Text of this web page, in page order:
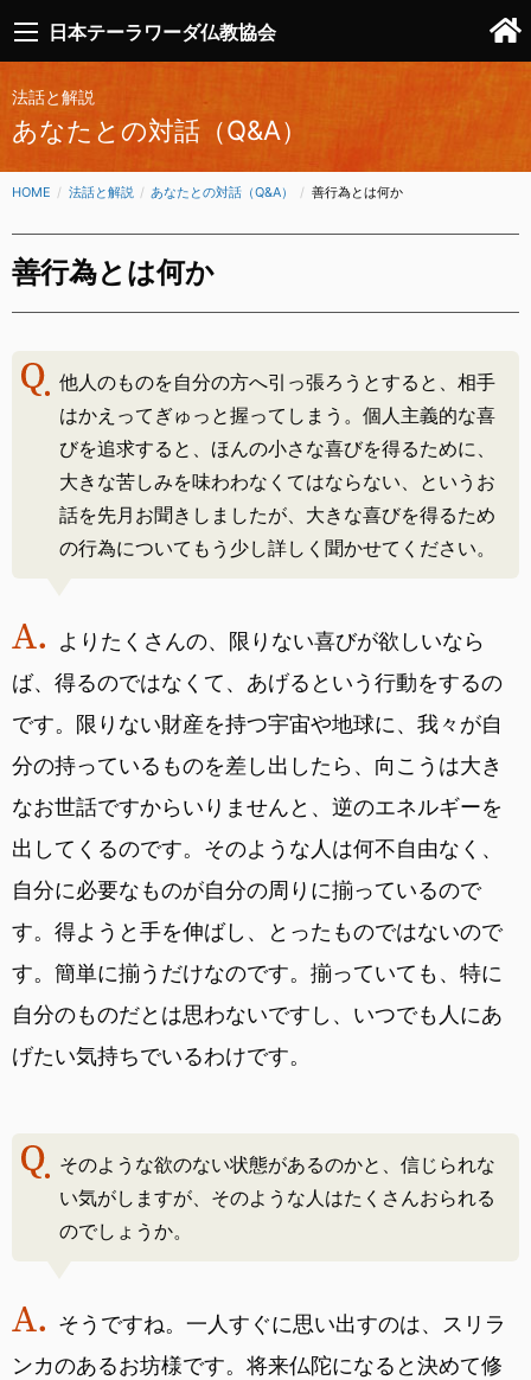
日本テーラワーダ仏教協会
法話と解説
あなたとの対話（Q&A）
HOME 法話と解説 あなたとの対話（Q&A） CURRENT:
善行為とは何か
善行為とは何か
他人のものを自分の方へ引っ張ろうとすると、相手
はかえってぎゅっと握ってしまう。個人主義的な喜
びを追求すると、ほんの小さな喜びを得るために、
大きな苦しみを味わわなくてはならない、というお
話を先月お聞きしましたが、大きな喜びを得るため
の行為についてもう少し詳しく聞かせてください。
よりたくさんの、限りない喜びが欲しいなら
ば、得るのではなくて、あげるという行動をするの
です。限りない財産を持つ宇宙や地球に、我々が自
分の持っているものを差し出したら、向こうは大き
なお世話ですからいりませんと、逆のエネルギーを
出してくるのです。そのような人は何不自由なく、
自分に必要なものが自分の周りに揃っているので
す。得ようと手を伸ばし、とったものではないので
す。簡単に揃うだけなのです。揃っていても、特に
自分のものだとは思わないですし、いつでも人にあ
げたい気持ちでいるわけです。
そのような欲のない状態があるのかと、信じられな
い気がしますが、そのような人はたくさんおられる
のでしょうか。
そうですね。一人すぐに思い出すのは、スリラ
ンカのあるお坊様です。将来仏陀になると決めて修